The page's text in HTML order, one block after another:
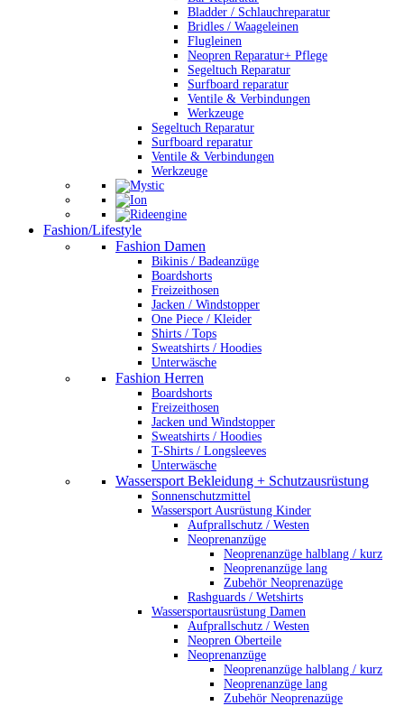
Bladder / Schlauchreparatur
Bridles / Waageleinen
Flugleinen
Neopren Reparatur+ Pflege
Segeltuch Reparatur
Surfboard reparatur
Ventile & Verbindungen
Werkzeuge
Segeltuch Reparatur
Surfboard reparatur
Ventile & Verbindungen
Werkzeuge
Fashion/Lifestyle
Fashion Damen
Bikinis / Badeanzüge
Boardshorts
Freizeithosen
Jacken / Windstopper
One Piece / Kleider
Shirts / Tops
Sweatshirts / Hoodies
Unterwäsche
Fashion Herren
Boardshorts
Freizeithosen
Jacken und Windstopper
Sweatshirts / Hoodies
T-Shirts / Longsleeves
Unterwäsche
Wassersport Bekleidung + Schutzausrüstung
Sonnenschutzmittel
Wassersport Ausrüstung Kinder
Aufprallschutz / Westen
Neoprenanzüge
Neoprenanzüge halblang / kurz
Neoprenanzüge lang
Zubehör Neoprenazüge
Rashguards / Wetshirts
Wassersportausrüstung Damen
Aufprallschutz / Westen
Neopren Oberteile
Neoprenanzüge
Neoprenanzüge halblang / kurz
Neoprenanzüge lang
Zubehör Neoprenazüge